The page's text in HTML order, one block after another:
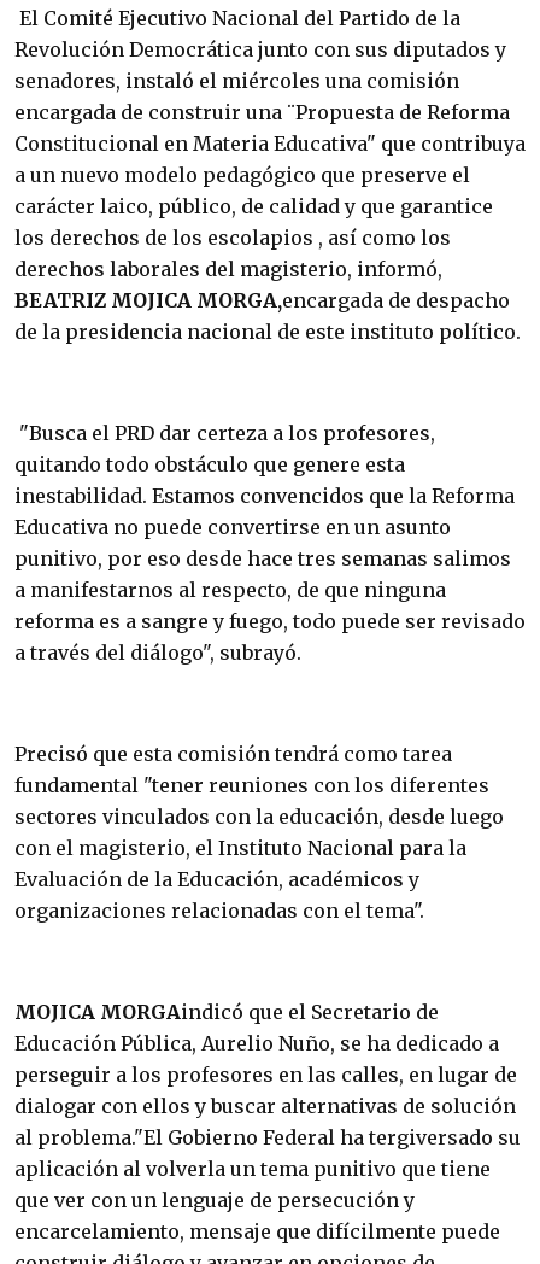
El Comité Ejecutivo Nacional del Partido de la
Revolución Democrática junto con sus diputados y
senadores, instaló el miércoles una comisión
encargada de construir una ¨Propuesta de Reforma
Constitucional en Materia Educativa" que contribuya
a un nuevo modelo pedagógico que preserve el
carácter laico, público, de calidad y que garantice
los derechos de los escolapios , así como los
derechos laborales del magisterio, informó,
BEATRIZ MOJICA MORGA,encargada de despacho
de la presidencia nacional de este instituto político.
"Busca el PRD dar certeza a los profesores,
quitando todo obstáculo que genere esta
inestabilidad. Estamos convencidos que la Reforma
Educativa no puede convertirse en un asunto
punitivo, por eso desde hace tres semanas salimos
a manifestarnos al respecto, de que ninguna
reforma es a sangre y fuego, todo puede ser revisado
a través del diálogo", subrayó.
Precisó que esta comisión tendrá como tarea
fundamental "tener reuniones con los diferentes
sectores vinculados con la educación, desde luego
con el magisterio, el Instituto Nacional para la
Evaluación de la Educación, académicos y
organizaciones relacionadas con el tema".
MOJICA MORGAindicó que el Secretario de
Educación Pública, Aurelio Nuño, se ha dedicado a
perseguir a los profesores en las calles, en lugar de
dialogar con ellos y buscar alternativas de solución
al problema."El Gobierno Federal ha tergiversado su
aplicación al volverla un tema punitivo que tiene
que ver con un lenguaje de persecución y
encarcelamiento, mensaje que difícilmente puede